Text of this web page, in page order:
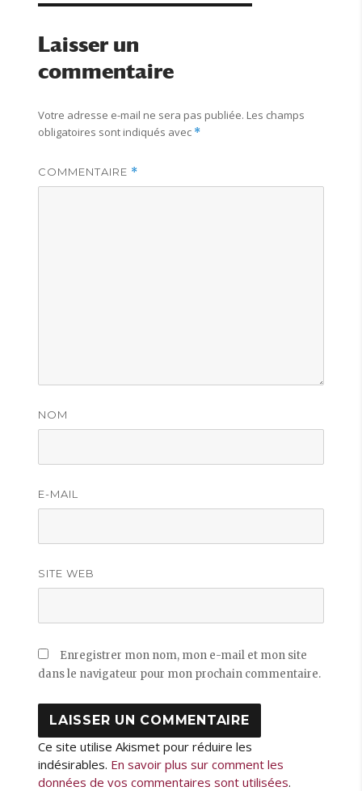
e
t
Laisser un
commentaire
Votre adresse e-mail ne sera pas publiée. Les champs
obligatoires sont indiqués avec *
COMMENTAIRE *
NOM
E-MAIL
SITE WEB
Enregistrer mon nom, mon e-mail et mon site
dans le navigateur pour mon prochain commentaire.
Ce site utilise Akismet pour réduire les
indésirables. En savoir plus sur comment les
données de vos commentaires sont utilisées.